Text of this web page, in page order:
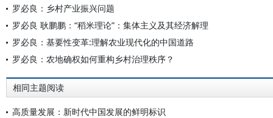
罗必良：乡村产业振兴问题
罗必良 耿鹏鹏：“稻米理论”：集体主义及其经济解理
罗必良：基要性变革:理解农业现代化的中国道路
罗必良：农地确权如何重构乡村治理秩序？
相同主题阅读
高质量发展：新时代中国发展的鲜明标识